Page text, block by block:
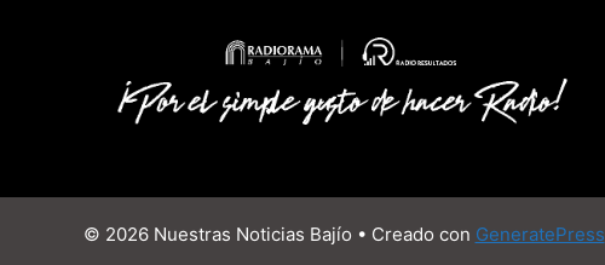
© 2026 Nuestras Noticias Bajío • Creado con GeneratePress